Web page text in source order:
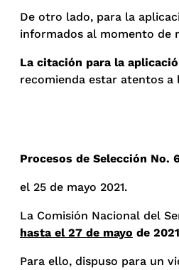
De otro lado, para la
informados al momento de
La citación para la
recomienda estar atentos a
Procesos de Selección No.
el 25 de mayo 2021.
La Comisión Nacional del
hasta el 27 de mayo de
Para ello, dispuso para un